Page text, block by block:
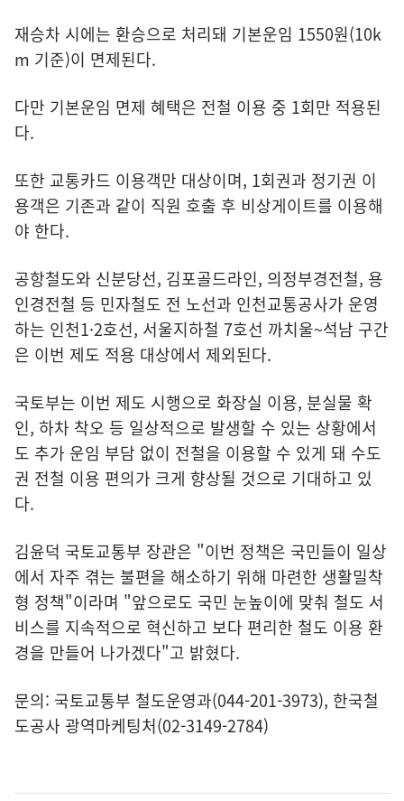
재승차 시에는 환승으로 처리돼 기본운임 1550원(10k
m 기준)이 면제된다.
다만 기본운임 면제 혜택은 전철 이용 중 1회만 적용된
다.
또한 교통카드 이용객만 대상이며, 1회권과 정기권 이
용객은 기존과 같이 직원 호출 후 비상게이트를 이용해
야 한다.
공항철도와 신분당선, 김포골드라인, 의정부경전철, 용
인경전철 등 민자철도 전 노선과 인천교통공사가 운영
하는 인천1·2호선, 서울지하철 7호선 까치울~석남 구간
은 이번 제도 적용 대상에서 제외된다.
국토부는 이번 제도 시행으로 화장실 이용, 분실물 확
인, 하차 착오 등 일상적으로 발생할 수 있는 상황에서
도 추가 운임 부담 없이 전철을 이용할 수 있게 돼 수도
권 전철 이용 편의가 크게 향상될 것으로 기대하고 있
다.
김윤덕 국토교통부 장관은 "이번 정책은 국민들이 일상
에서 자주 겪는 불편을 해소하기 위해 마련한 생활밀착
형 정책"이라며 "앞으로도 국민 눈높이에 맞춰 철도 서
비스를 지속적으로 혁신하고 보다 편리한 철도 이용 환
경을 만들어 나가겠다"고 밝혔다.
문의: 국토교통부 철도운영과(044-201-3973), 한국철
도공사 광역마케팅처(02-3149-2784)